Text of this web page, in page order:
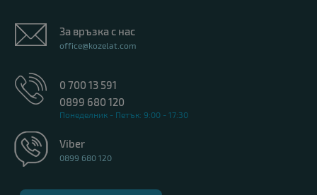
За връзка с нас
office@kozelat.com
0 700 13 591
0899 680 120
Понеделник - Петък: 9:00 - 17:30
Viber
0899 680 120